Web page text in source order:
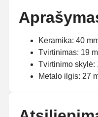
Keramika: 40
Tvirtinimas: 19
Tvirtinimo skylė:
Metalo ilgis: 27